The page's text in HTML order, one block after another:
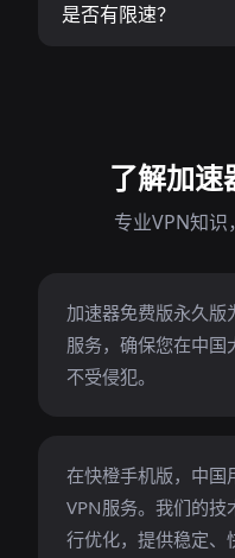
是否有限速？
了解加速
专业VPN知
加速器免费版永久版
服务，确保您在中国
不受侵犯。
在快橙手机版，中国
VPN服务。我们的技
行优化，提供稳定、